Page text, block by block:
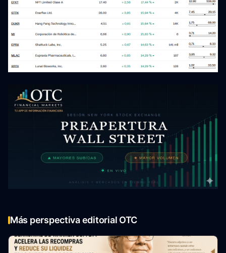
Más perspectiva editorial OTC